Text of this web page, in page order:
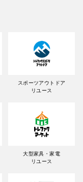
スポーツアウトドア
リユース
大型家具・家電
リユース